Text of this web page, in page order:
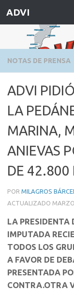
Saltar al
ADVI
NOTAS DE PRENSA
ADVI
LA
MARINA,
ANIEVAS
DE 42.800
POR MILAGROS
ACTUALIZADO
LA PRESIDENTA
IMPUTADA
TODOS LOS
A FAVOR DE
PRESENTADA
CONTRA.OTRA